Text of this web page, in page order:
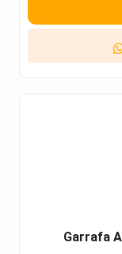
Garrafa